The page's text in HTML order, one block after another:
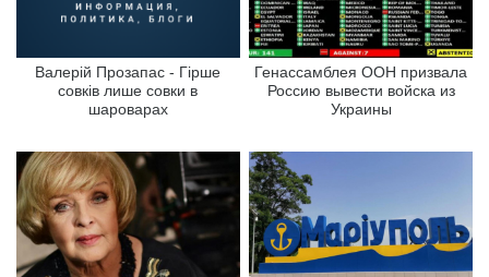
Валерій Прозапас - Гірше
совків лише совки в
шароварах
Генассамблея ООН призвала
Россию вывести войска из
Украины